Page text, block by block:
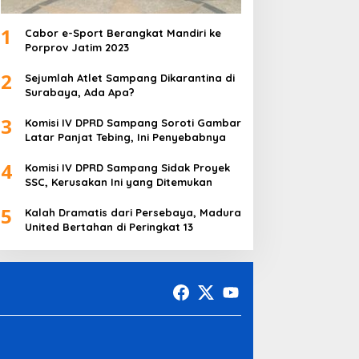
1
Cabor e-Sport Berangkat Mandiri ke
Porprov Jatim 2023
2
Sejumlah Atlet Sampang Dikarantina di
Surabaya, Ada Apa?
3
Komisi IV DPRD Sampang Soroti Gambar
Latar Panjat Tebing, Ini Penyebabnya
4
Komisi IV DPRD Sampang Sidak Proyek
SSC, Kerusakan Ini yang Ditemukan
5
Kalah Dramatis dari Persebaya, Madura
United Bertahan di Peringkat 13